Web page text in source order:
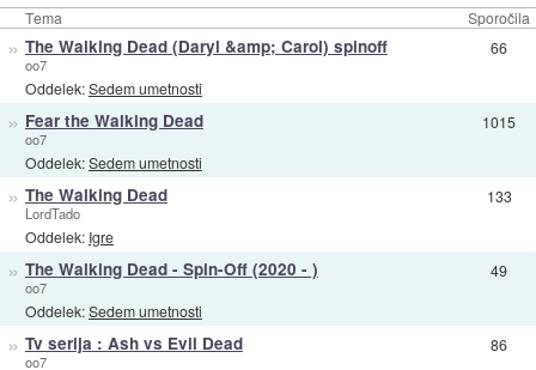
Tema Sporočila
» The Walking Dead (Daryl &amp; Carol) spinoff
oo7
Oddelek:Sedem umetnosti
66
» Fear the Walking Dead
oo7
Oddelek:Sedem umetnosti
1015
» The Walking Dead
LordTado
Oddelek: Igre
133
» The Walking Dead - Spin-Off (2020 - )
oo7
Oddelek:Sedem umetnosti
49
» Tv serija : Ash vs Evil Dead
oo7
86